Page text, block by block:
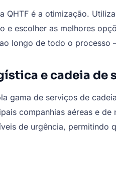
QHTF é a otimização.
e escolher as melhores
longo de todo o
e cadeia de
gama de serviços de
companhias aéreas e
de urgência,